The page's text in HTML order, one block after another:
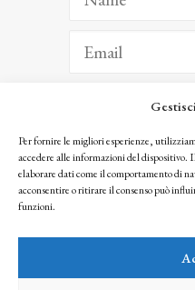
Per fornire le migliori esperienze,
accedere alle informazioni del dispositivo.
elaborare dati come il comportamento di
acconsentire o ritirare il consenso può
funzioni.
Facendo clic per iscriverti, riconosci
seguendo la nostra Privacy Policy
© 2025 Istituto Matteucci. All right reserved
l’autorizzazione scritta dei proprietari dei